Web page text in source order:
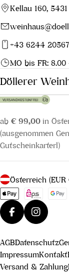
Kellau 160,
+43 6244 20567
MO bis FR:
Döllerer
ab € 99,00 in
(ausgenommen
Gutscheinkarterl)
L
a
n
d
R
e
Zahlungsmethoden
FacebookInstagram
AGBDatenschutz
ImpressumKontakt
Versand & Zahlung